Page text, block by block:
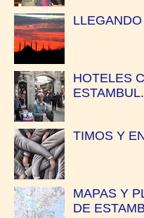
HOTELES
ESTAMBUL.
TIMOS Y
MAPAS Y
DE